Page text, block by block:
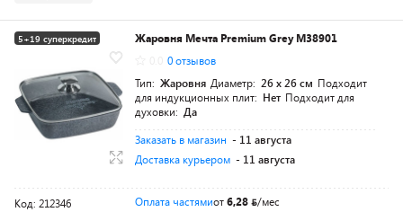
5+19 суперкредит
Жаровня Мечта Premium Grey M38901
0 отзывов
Тип: Жаровня Диаметр: 26 х 26 см Подходит
для индукционных плит: Нет Подходит для
духовки: Да
Заказать в магазин - 11 августа
Доставка курьером - 11 августа
Код: 212346 Оплата частямиот6,28
/мес